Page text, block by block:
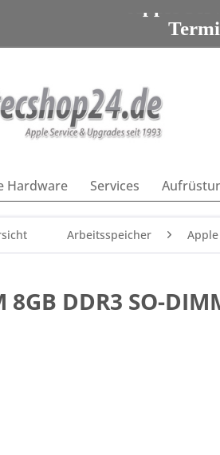
Apple
Hardware Services
Arbeitsspeicher
8GB DDR3 SO-